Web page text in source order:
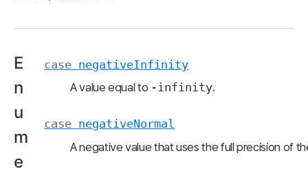
E
n
u
m
e
case negativeInfinity
A value equal to -infinity.
case negativeNormal
A negative value that uses the full precision of